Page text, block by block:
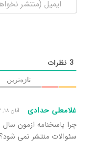
3 نظرات
تازه‌ترین
غلامعلی حدادی آبان ۱۸, ۱۴۰۲ ۹:۵۳ ق٫ظ
سئوالات منتشر نمی